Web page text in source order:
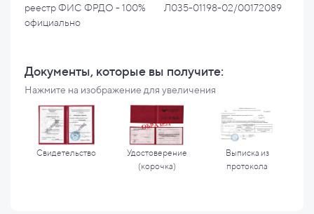
реестр ФИС ФРДО - 100%
официально
Л035-01198-02/00172089
Документы, которые вы получите:
Нажмите на изображение для увеличения
Свидетельство
Удостоверение
(корочка)
Выписка из
протокола